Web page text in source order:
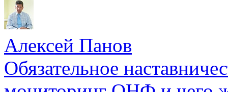
Алексей Панов
Обязательное